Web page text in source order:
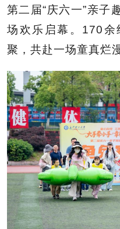
第二届“庆六一”亲子
场欢乐启幕。170余
聚，共赴一场童真烂